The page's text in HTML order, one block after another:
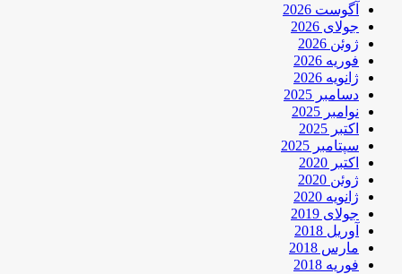
آگوست 2026
جولای 2026
ژوئن 2026
فوریه 2026
ژانویه 2026
دسامبر 2025
نوامبر 2025
اکتبر 2025
سپتامبر 2025
اکتبر 2020
ژوئن 2020
ژانویه 2020
جولای 2019
آوریل 2018
مارس 2018
فوریه 2018